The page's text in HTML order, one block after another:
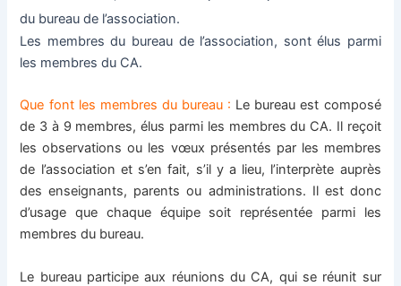
du bureau de l’association.
Les membres du bureau de l’association, sont élus parmi
les membres du CA.
Que font les membres du bureau : Le bureau est composé
de 3 à 9 membres, élus parmi les membres du CA. Il reçoit
les observations ou les vœux présentés par les membres
de l’association et s’en fait, s’il y a lieu, l’interprète auprès
des enseignants, parents ou administrations. Il est donc
d’usage que chaque équipe soit représentée parmi les
membres du bureau.
Le bureau participe aux réunions du CA, qui se réunit sur